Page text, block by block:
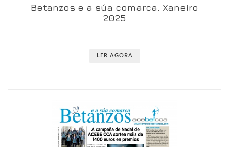
Ver en visor Ver en detalle
Betanzos e a súa comarca. Xaneiro
2025
LER AGORA